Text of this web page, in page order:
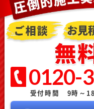
0120-
受付時間 9時～